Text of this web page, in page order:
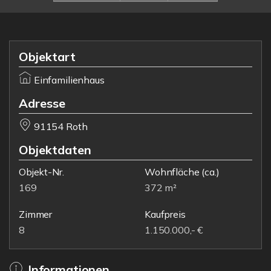
Objektart
Einfamilienhaus
Adresse
91154 Roth
Objektdaten
Objekt-Nr.
169
Wohnfläche (ca.)
372 m²
Zimmer
8
Kaufpreis
1.150.000,- €